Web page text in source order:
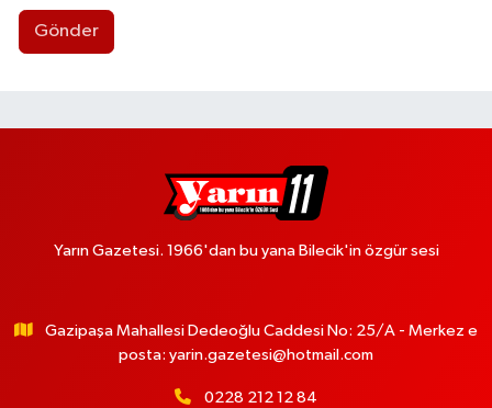
Gönder
Yarın Gazetesi. 1966'dan bu yana Bilecik'in özgür sesi
Gazipaşa Mahallesi Dedeoğlu Caddesi No: 25/A - Merkez e
posta: yarin.gazetesi@hotmail.com
0228 212 12 84